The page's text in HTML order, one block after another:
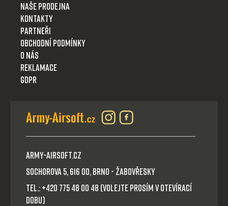
Naše prodejna
Kontakty
Partneři
Obchodní podmínky
O nás
Reklamace
GDPR
Army-Airsoft.cz
Sochorova 5, 616 00, Brno - Žabovřesky
Tel.: +420 775 48 00 48 (volejte prosím v otevírací
dobu)